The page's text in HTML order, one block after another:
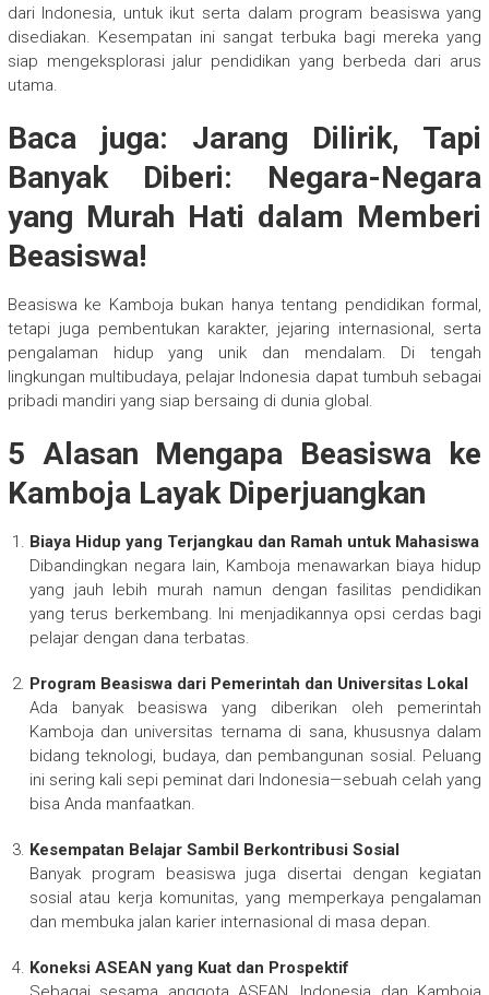
dari Indonesia, untuk ikut serta dalam program beasiswa yang
disediakan. Kesempatan ini sangat terbuka bagi mereka yang
siap mengeksplorasi jalur pendidikan yang berbeda dari arus
utama.
Baca juga: Jarang Dilirik, Tapi
Banyak Diberi: Negara-Negara
yang Murah Hati dalam Memberi
Beasiswa!
Beasiswa ke Kamboja bukan hanya tentang pendidikan formal,
tetapi juga pembentukan karakter, jejaring internasional, serta
pengalaman hidup yang unik dan mendalam. Di tengah
lingkungan multibudaya, pelajar Indonesia dapat tumbuh sebagai
pribadi mandiri yang siap bersaing di dunia global.
5 Alasan Mengapa Beasiswa ke
Kamboja Layak Diperjuangkan
Biaya Hidup yang Terjangkau dan Ramah untuk Mahasiswa
Dibandingkan negara lain, Kamboja menawarkan biaya hidup
yang jauh lebih murah namun dengan fasilitas pendidikan
yang terus berkembang. Ini menjadikannya opsi cerdas bagi
pelajar dengan dana terbatas.
Program Beasiswa dari Pemerintah dan Universitas Lokal
Ada banyak beasiswa yang diberikan oleh pemerintah
Kamboja dan universitas ternama di sana, khususnya dalam
bidang teknologi, budaya, dan pembangunan sosial. Peluang
ini sering kali sepi peminat dari Indonesia—sebuah celah yang
bisa Anda manfaatkan.
Kesempatan Belajar Sambil Berkontribusi Sosial
Banyak program beasiswa juga disertai dengan kegiatan
sosial atau kerja komunitas, yang memperkaya pengalaman
dan membuka jalan karier internasional di masa depan.
Koneksi ASEAN yang Kuat dan Prospektif